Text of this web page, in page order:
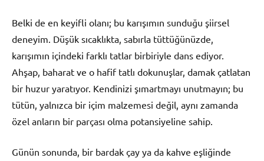
Belki de en keyifli olanı; bu karışımın sunduğu şiirsel
deneyim. Düşük sıcaklıkta, sabırla tüttüğünüzde,
karışımın içindeki farklı tatlar birbiriyle dans ediyor.
Ahşap, baharat ve o hafif tatlı dokunuşlar, damak çatlatan
bir huzur yaratıyor. Kendinizi şımartmayı unutmayın; bu
tütün, yalnızca bir içim malzemesi değil, aynı zamanda
özel anların bir parçası olma potansiyeline sahip.
Günün sonunda, bir bardak çay ya da kahve eşliğinde